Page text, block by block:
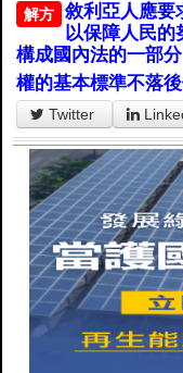
解方
敘利亞人應要
以保障人民的
構成國內法的一部
權的基本標準不落後
Twitter